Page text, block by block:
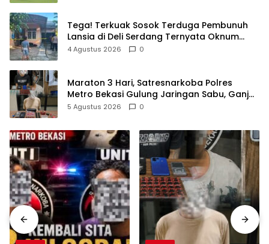
Tega! Terkuak Sosok Terduga Pembunuh
Lansia di Deli Serdang Ternyata Oknum
Polisi Tetangga Korban
4 Agustus 2026 0
Maraton 3 Hari, Satresnarkoba Polres
Metro Bekasi Gulung Jaringan Sabu, Ganja,
dan Tramadol
5 Agustus 2026 0